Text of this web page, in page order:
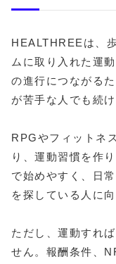
HEALTHREEは、
ムに取り入れた運
の進行につながる
が苦手な人でも続
RPGやフィットネ
り、運動習慣を作
で始めやすく、日
を探している人に向
ただし、運動すれ
せん。報酬条件、